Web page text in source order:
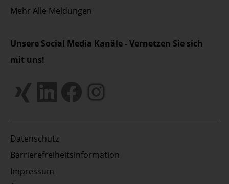
Datenschutz
Barrierefreiheitsinformation
Impressum
Mehr Alle Meldungen
Unsere Social Media Kanäle - Vernetzen Sie sich
mit uns!